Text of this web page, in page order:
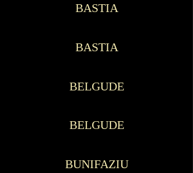
BASTIA
BASTIA
BELGUDE
BELGUDE
BUNIFAZIU